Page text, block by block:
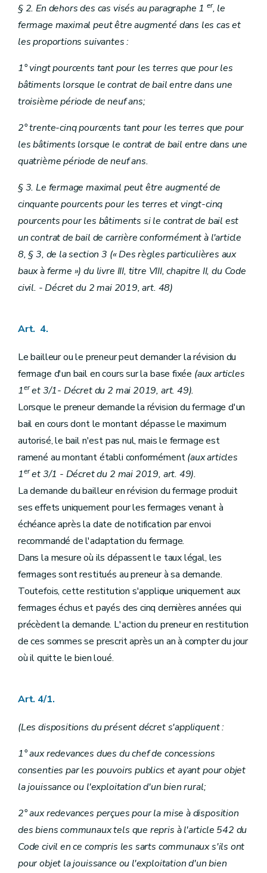
§ 2. En dehors des cas visés au paragraphe 1 er, le
fermage maximal peut être augmenté dans les cas et
les proportions suivantes :
1° vingt pourcents tant pour les terres que pour les
bâtiments lorsque le contrat de bail entre dans une
troisième période de neuf ans;
2° trente-cinq pourcents tant pour les terres que pour
les bâtiments lorsque le contrat de bail entre dans une
quatrième période de neuf ans.
§ 3. Le fermage maximal peut être augmenté de
cinquante pourcents pour les terres et vingt-cinq
pourcents pour les bâtiments si le contrat de bail est
un contrat de bail de carrière conformément à l'article
8, § 3, de la section 3 (« Des règles particulières aux
baux à ferme ») du livre III, titre VIII, chapitre II, du Code
civil. - Décret du 2 mai 2019, art. 48)
Art. 4.
Le bailleur ou le preneur peut demander la révision du
fermage d'un bail en cours sur la base fixée (aux articles
1eret 3/1- Décret du 2 mai 2019, art. 49).
Lorsque le preneur demande la révision du fermage d'un
bail en cours dont le montant dépasse le maximum
autorisé, le bail n'est pas nul, mais le fermage est
ramené au montant établi conformément(aux articles
1eret 3/1 - Décret du 2 mai 2019, art. 49).
La demande du bailleur en révision du fermage produit
ses effets uniquement pour les fermages venant à
échéance après la date de notification par envoi
recommandé de l'adaptation du fermage.
Dans la mesure où ils dépassent le taux légal, les
fermages sont restitués au preneur à sa demande.
Toutefois, cette restitution s'applique uniquement aux
fermages échus et payés des cinq dernières années qui
précèdent la demande. L'action du preneur en restitution
de ces sommes se prescrit après un an à compter du jour
où il quitte le bien loué.
Art. 4/1.
(Les dispositions du présent décret s'appliquent :
1° aux redevances dues du chef de concessions
consenties par les pouvoirs publics et ayant pour objet
la jouissance ou l'exploitation d'un bien rural;
2° aux redevances perçues pour la mise à disposition
des biens communaux tels que repris à l'article 542 du
Code civil en ce compris les sarts communaux s'ils ont
pour objet la jouissance ou l'exploitation d'un bien